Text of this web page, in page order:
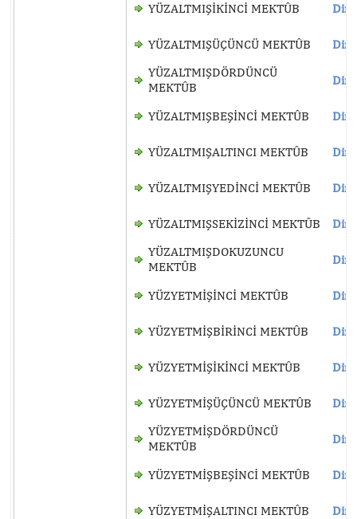
YÜZALTMIŞİKİNCİ MEKTÛB
YÜZALTMIŞÜÇÜNCÜ MEKTÛB
YÜZALTMIŞDÖRDÜNCÜ
MEKTÛB
YÜZALTMIŞBEŞİNCİ MEKTÛB
YÜZALTMIŞALTINCI MEKTÛB
YÜZALTMIŞYEDİNCİ MEKTÛB
YÜZALTMIŞSEKİZİNCİ MEKTÛB
YÜZALTMIŞDOKUZUNCU
MEKTÛB
YÜZYETMİŞİNCİ MEKTÛB
YÜZYETMİŞBİRİNCİ MEKTÛB
YÜZYETMİŞİKİNCİ MEKTÛB
YÜZYETMİŞÜÇÜNCÜ MEKTÛB
YÜZYETMİŞDÖRDÜNCÜ
MEKTÛB
YÜZYETMİŞBEŞİNCİ MEKTÛB
YÜZYETMİŞALTINCI MEKTÛB